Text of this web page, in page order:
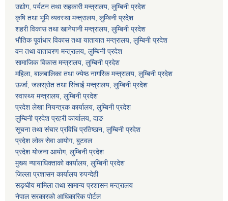
उद्योग, पर्यटन तथा सहकारी मन्त्रालय, लुम्बिनी प्रदेश
कृषि तथा भूमि व्यवस्था मन्त्रालय, लुम्बिनी प्रदेश
शहरी विकास तथा खानेपानी मन्त्रालय, लुम्बिनी प्रदेश
भौतिक पूर्वाधार विकास तथा यातायात मन्त्रालय, लुम्बिनी प्रदेश
वन तथा वातावरण मन्त्रालय, लुम्बिनी प्रदेश
सामाजिक विकास मन्त्रालय, लुम्बिनी प्रदेश
महिला, बालबालिका तथा ज्येष्ठ नागरिक मन्त्रालय, लुम्बिनी प्रदेश
ऊर्जा, जलस्रोत तथा सिंचाई मन्त्रालय, लुम्बिनी प्रदेश
स्वास्थ्य मन्त्रालय, लुम्बिनी प्रदेश
प्रदेश लेखा नियन्त्रक कार्यालय, लुम्बिनी प्रदेश
लुम्बिनी प्रदेश प्रहरी कार्यालय, दाङ
सूचना तथा संचार प्रविधि प्रतिष्ठान, लुम्बिनी प्रदेश
प्रदेश लोक सेवा आयोग, बुटवल
प्रदेश योजना आयोग, लुम्बिनी प्रदेश
मुख्य न्यायाधिक्ताको कार्यालय, लुम्बिनी प्रदेश
जिल्ला प्रशासन कार्यालय रुपन्देही
सङ्घीय मामिला तथा सामान्य प्रशासन मन्त्रालय
नेपाल सरकारको आधिकारिक पोर्टल